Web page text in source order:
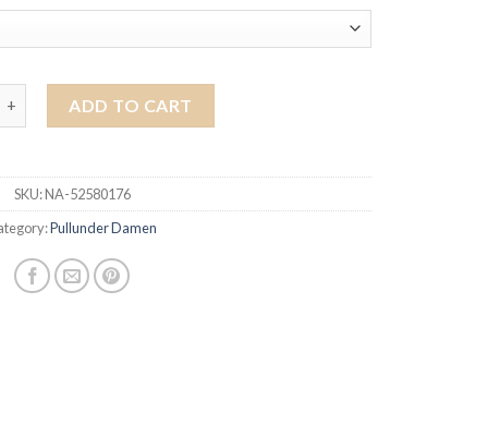
ADD TO CART
SKU:NA-52580176
Pullunder Damen